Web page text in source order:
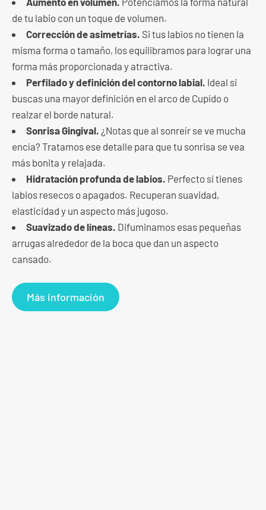
de tu labio con un toque de volumen.
Corrección de asimetrías. Si tus labios no tienen la
misma forma o tamaño, los equilibramos para lograr una
forma más proporcionada y atractiva.
Perfilado y definición del contorno labial. Ideal si
buscas una mayor definición en el arco de Cupido o
realzar el borde natural.
Sonrisa Gingival. ¿Notas que al sonreír se ve mucha
encía? Tratamos ese detalle para que tu sonrisa se vea
más bonita y relajada.
Hidratación profunda de labios. Perfecto si tienes
labios resecos o apagados. Recuperan suavidad,
elasticidad y un aspecto más jugoso.
Suavizado de líneas. Difuminamos esas pequeñas
arrugas alrededor de la boca que dan un aspecto
cansado.
Más información